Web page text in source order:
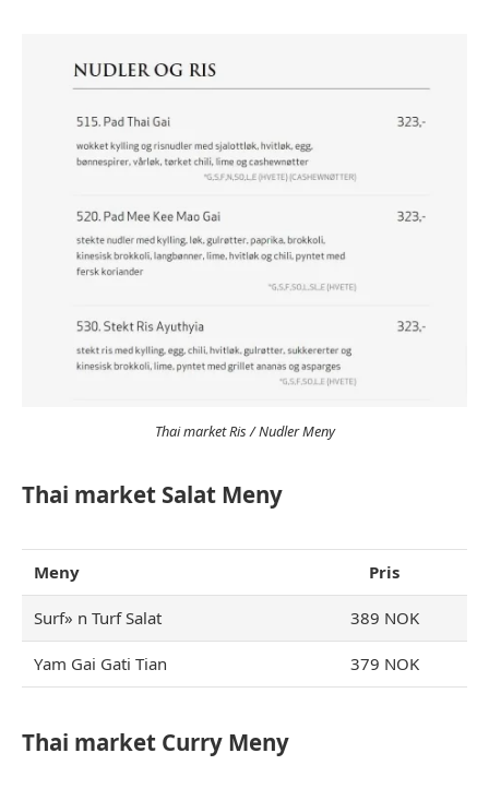
Thai market Ris / Nudler Meny
Thai market Salat Meny
Meny Pris
Surf» n Turf Salat 389 NOK
Yam Gai Gati Tian 379 NOK
Thai market Curry Meny